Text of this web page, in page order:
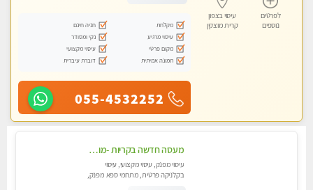
לפרטים
נוספים
עיסוי בצפון
קרית מוצקין
מקלחת
חניה חינם
עיסוי מרגיע
נקי ומסודר
מקום פרטי
עיסוי מקצועי
תמונה אמיתית
דוברת עיברית
055-4532252
מעסה חדשה בקריות -מומלץ לחלוטין!! כל סוגי העיסויים מעסה מקצועית ואיכותית פרטי!! highly recommended..new in the city
עיסוי מפנק, עיסוי מקצועי, עיסוי
בקלניקה פרטית, מתחמי ספא מפנק,